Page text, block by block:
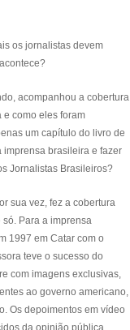
os jornalistas devem
acompanhou a cobertura
e como eles foram
um capítulo do livro de
imprensa brasileira e fazer
Jornalistas Brasileiros?
sua vez, fez a cobertura
Para a imprensa
1997 em Catar com o
teve o sucesso do
com imagens exclusivas,
ao governo americano,
Os depoimentos em vídeo
da opinião pública